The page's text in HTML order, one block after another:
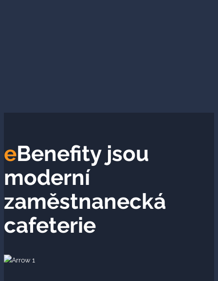
eBenefity jsou
moderní
zaměstnanecká
cafeterie